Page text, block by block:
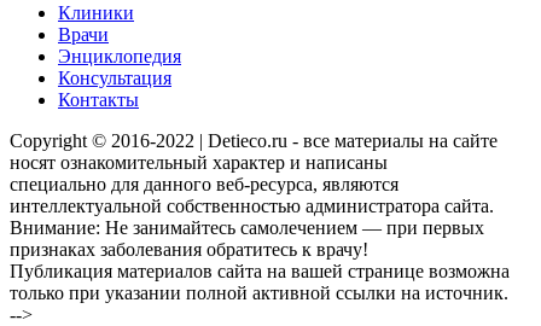
Клиники
Врачи
Энциклопедия
Консультация
Контакты
Copyright © 2016-2022 | Detieco.ru - все материалы на сайте
носят ознакомительный характер и написаны
специально для данного веб-ресурса, являются
интеллектуальной собственностью администратора сайта.
Внимание: Не занимайтесь самолечением — при первых
признаках заболевания обратитесь к врачу!
Публикация материалов сайта на вашей странице возможна
только при указании полной активной ссылки на источник.
-->